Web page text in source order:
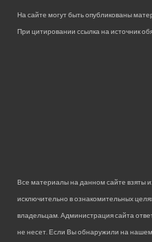
На сайте могут быть опубликованы
При цитировании ссылка на источник
Все материалы на данном сайте взяты
исключительно в ознакомительных
владельцам. Администрация сайта
не несет. Если Вы обнаружили на